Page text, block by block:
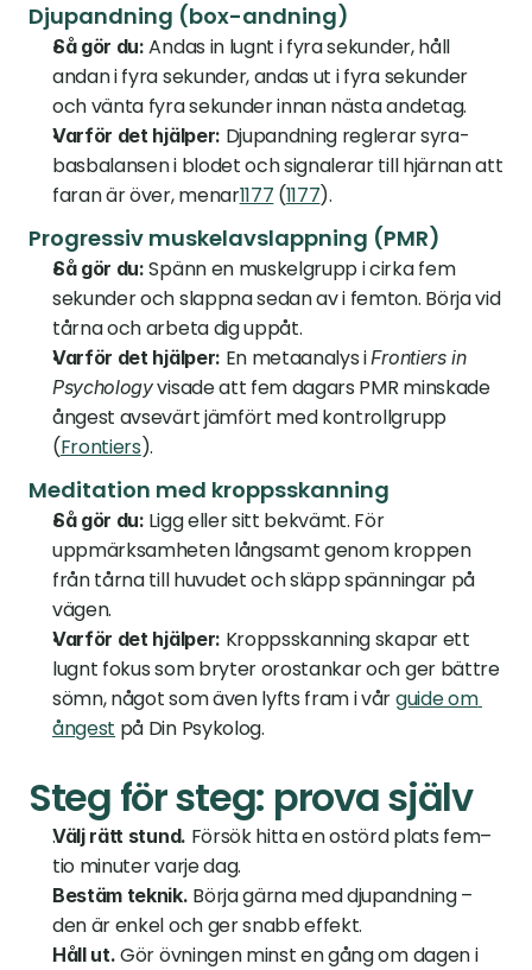
Djupandning (box-andning)
Så gör du: Andas in lugnt i fyra sekunder, håll
andan i fyra sekunder, andas ut i fyra sekunder
och vänta fyra sekunder innan nästa andetag.
Varför det hjälper: Djupandning reglerar syra-
basbalansen i blodet och signalerar till hjärnan att
faran är över, menar1177 (1177).
Progressiv muskelavslappning (PMR)
Så gör du: Spänn en muskelgrupp i cirka fem
sekunder och slappna sedan av i femton. Börja vid
tårna och arbeta dig uppåt.
Varför det hjälper: En meta­analys i Frontiers in
Psychology visade att fem dagars PMR minskade
ångest avsevärt jämfört med kontrollgrupp
(Frontiers).
Meditation med kroppsskanning
Så gör du: Ligg eller sitt bekvämt. För
uppmärksamheten långsamt genom kroppen
från tårna till huvudet och släpp spänningar på
vägen.
Varför det hjälper: Kroppsskanning skapar ett
lugnt fokus som bryter orostankar och ger bättre
sömn, något som även lyfts fram i vår guide om
ångest på Din Psykolog.
Steg för steg: prova själv
Välj rätt stund. Försök hitta en ostörd plats fem–
tio minuter varje dag.
Bestäm teknik. Börja gärna med djupandning –
den är enkel och ger snabb effekt.
Håll ut. Gör övningen minst en gång om dagen i